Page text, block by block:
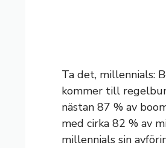
Ta det, millennials:
kommer till
nästan 87 % av
med cirka 82 % av
millennials sin